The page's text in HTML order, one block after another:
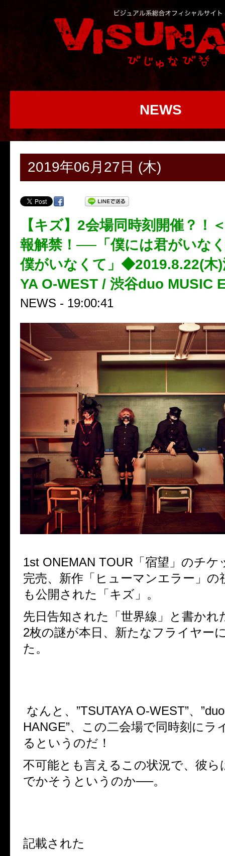
NEWS
2019年06月27日 (木)
【キズ】2会場同時刻開催？！
報解禁！──「僕には君がいな
僕がいなくて」◆2019.8.22(木)
YA O-WEST / 渋谷duo MUSIC
NEWS - 19:00:41
1st ONEMAN TOUR「宿望」のチケ
完売、新作「ヒューマンエラー」の
も公開された「キズ」。
先日告知された「世界線」と書かれ
2枚の謎が本日、新たなフライヤー
た。
なんと、”TSUTAYA O-WEST”、
HANGE”、この二会場で同時刻にラ
るというのだ！
不可能とも言えるこの状況で、彼ら
でかそうというのか──。
記載された